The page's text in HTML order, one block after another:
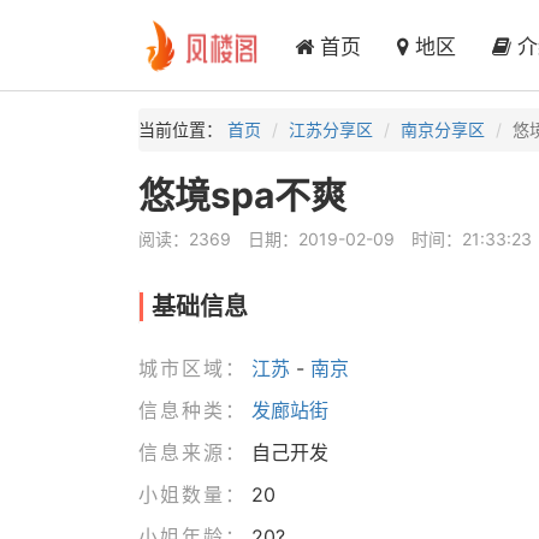
首页 地区 介
当前位置： 首页 江苏分享区 南京分享区 悠
悠境spa不爽
阅读：2369 日期：2019-02-09 时间：21:33:23
基础信息
城市区域： 江苏 - 南京
信息种类：
发廊站街
信息来源：
自己开发
小姐数量：
20